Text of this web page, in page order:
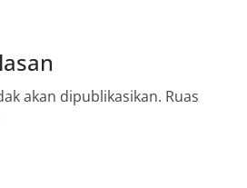
akan dipublikasikan. Ruas